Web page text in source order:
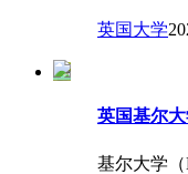
英国大学
英国基尔
基尔大学